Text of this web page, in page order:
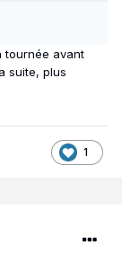
tournée avant
suite, plus
1